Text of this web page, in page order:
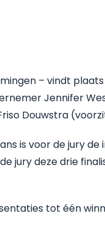
– vindt
Jennifer
Douwstra
is voor de jury
jury deze drie
tot één